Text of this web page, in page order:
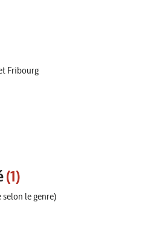
Fribourg
(1)
le genre)